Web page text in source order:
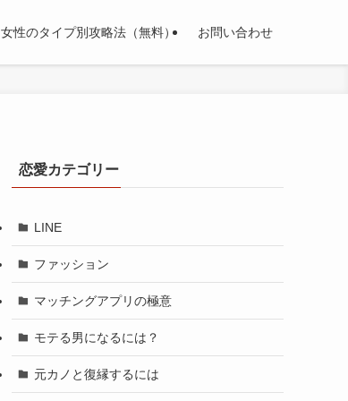
女性のタイプ別攻略法（無料） お問い合わせ
恋愛カテゴリー
LINE
ファッション
マッチングアプリの極意
モテる男になるには？
元カノと復縁するには